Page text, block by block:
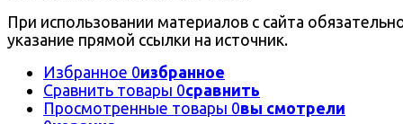
При использовании материалов с сайта
указание прямой ссылки на источник.
Избранное 0избранное
Сравнить товары 0сравнить
Просмотренные товары 0вы смотрели